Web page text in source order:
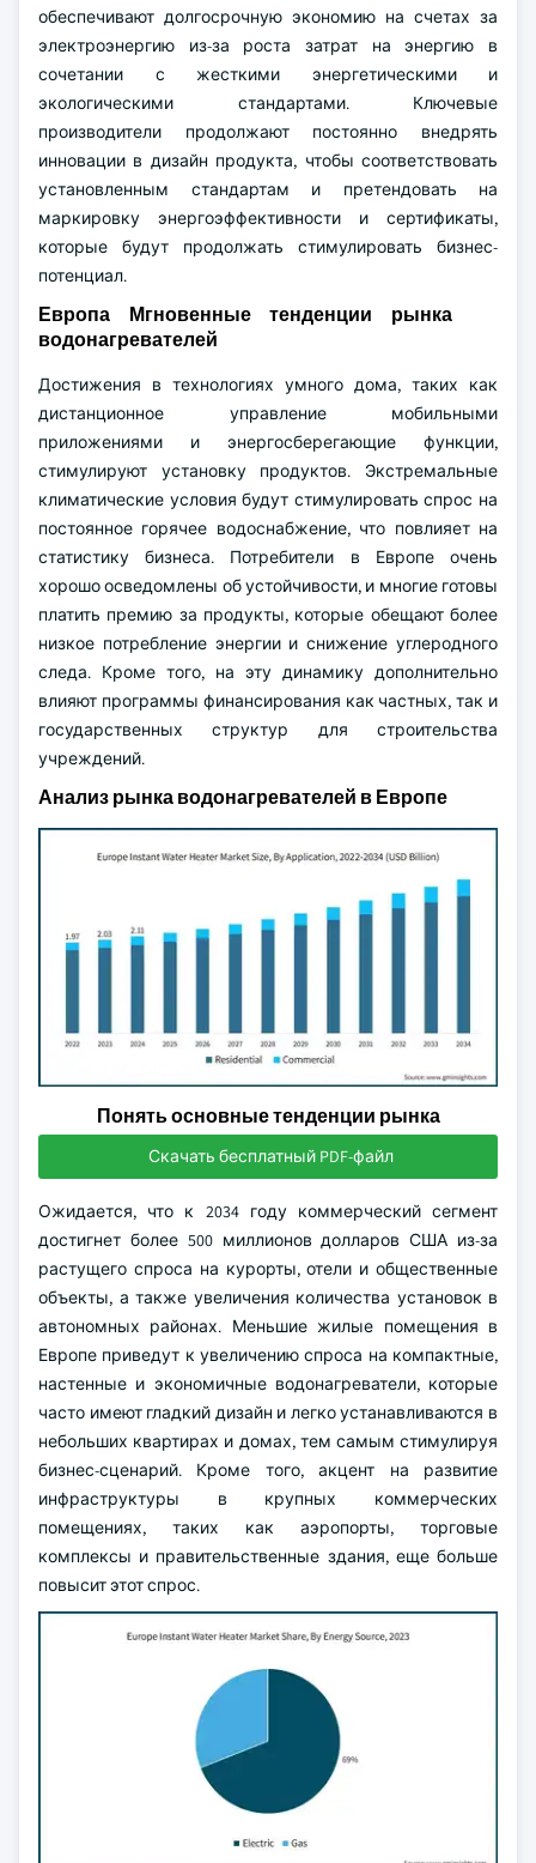
обеспечивают долгосрочную экономию на счетах за
электроэнергию из-за роста затрат на энергию в
сочетании с жесткими энергетическими и
экологическими стандартами. Ключевые
производители продолжают постоянно внедрять
инновации в дизайн продукта, чтобы соответствовать
установленным стандартам и претендовать на
маркировку энергоэффективности и сертификаты,
которые будут продолжать стимулировать бизнес-
потенциал.
Европа Мгновенные тенденции рынка
водонагревателей
Достижения в технологиях умного дома, таких как
дистанционное управление мобильными
приложениями и энергосберегающие функции,
стимулируют установку продуктов. Экстремальные
климатические условия будут стимулировать спрос на
постоянное горячее водоснабжение, что повлияет на
статистику бизнеса. Потребители в Европе очень
хорошо осведомлены об устойчивости, и многие готовы
платить премию за продукты, которые обещают более
низкое потребление энергии и снижение углеродного
следа. Кроме того, на эту динамику дополнительно
влияют программы финансирования как частных, так и
государственных структур для строительства
учреждений.
Анализ рынка водонагревателей в Европе
Понять основные тенденции рынка
Скачать бесплатный PDF-файл
Ожидается, что к 2034 году коммерческий сегмент
достигнет более 500 миллионов долларов США из-за
растущего спроса на курорты, отели и общественные
объекты, а также увеличения количества установок в
автономных районах. Меньшие жилые помещения в
Европе приведут к увеличению спроса на компактные,
настенные и экономичные водонагреватели, которые
часто имеют гладкий дизайн и легко устанавливаются в
небольших квартирах и домах, тем самым стимулируя
бизнес-сценарий. Кроме того, акцент на развитие
инфраструктуры в крупных коммерческих
помещениях, таких как аэропорты, торговые
комплексы и правительственные здания, еще больше
повысит этот спрос.